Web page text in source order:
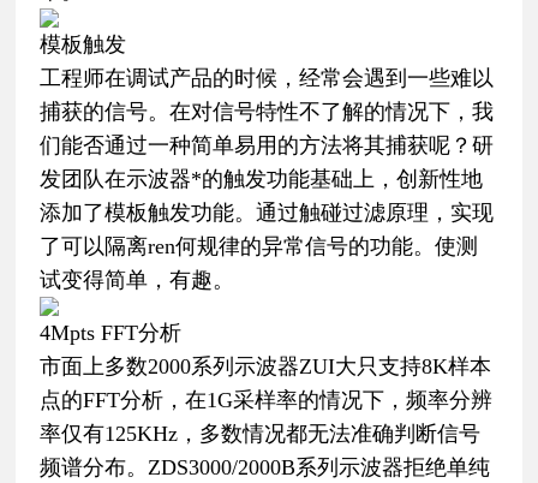
模板触发
工程师在调试产品的时候，经常会遇到一些难以
捕获的信号。在对信号特性不了解的情况下，我
们能否通过一种简单易用的方法将其捕获呢？研
发团队在示波器*的触发功能基础上，创新性地
添加了模板触发功能。通过触碰过滤原理，实现
了可以隔离ren何规律的异常信号的功能。使测
试变得简单，有趣。
4Mpts FFT分析
市面上多数2000系列示波器ZUI大只支持8K样本
点的FFT分析，在1G采样率的情况下，频率分辨
率仅有125KHz，多数情况都无法准确判断信号
频谱分布。ZDS3000/2000B系列示波器拒绝单纯